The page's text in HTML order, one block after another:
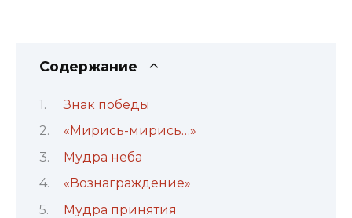
Содержание
Знак победы
«Мирись-мирись…»
Мудра неба
«Вознаграждение»
Мудра принятия